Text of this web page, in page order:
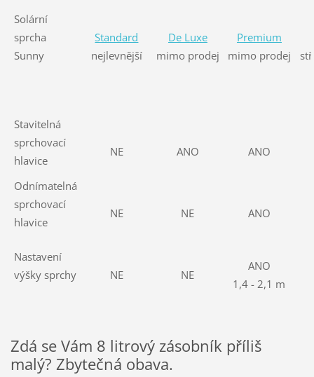
Solární
sprcha
Sunny
Standard
nejlevnější
De Luxe
mimo prodej
Premium
mimo prodej
Stavitelná
sprchovací
hlavice
NE ANO ANO
Odnímatelná
sprchovací
hlavice
NE NE ANO
Nastavení
výšky sprchy
NE NE
ANO
1,4 - 2,1 m
Zdá se Vám 8 litrový zásobník příliš
malý? Zbytečná obava.